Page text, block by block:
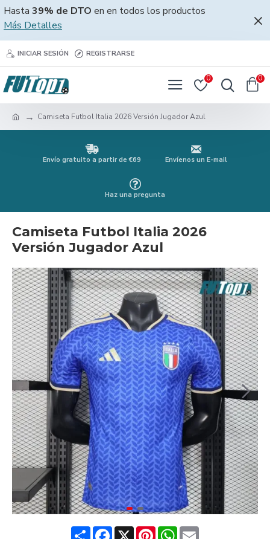
Hasta 39% de DTO en en todos los productos
Más Detalles
INICIAR SESIÓN REGISTRARSE
0 0
Camiseta Futbol Italia 2026 Versión Jugador Azul
Envío gratuito a partir de €69 Envíenos un E-mail
Haz una pregunta
Camiseta Futbol Italia 2026
Versión Jugador Azul
ShareFacebook
X PinterestWhatsApp
Email